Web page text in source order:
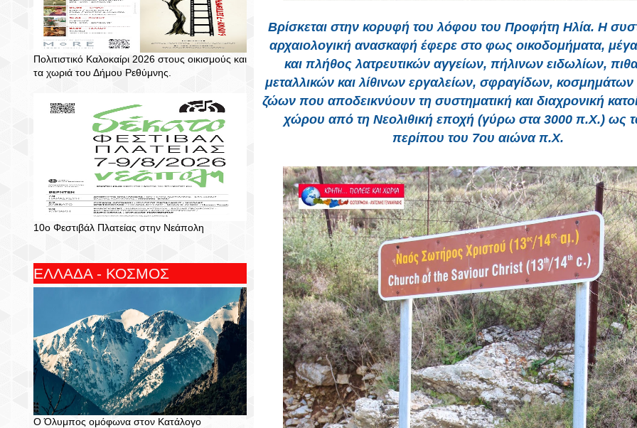
Πολιτιστικό Καλοκαίρι 2026 στους οικισμούς και
τα χωριά του Δήμου Ρεθύμνης.
10ο Φεστιβάλ Πλατείας στην Νεάπολη
ΕΛΛΑΔΑ - ΚΟΣΜΟΣ
Ο Όλυμπος ομόφωνα στον Κατάλογο
Βρίσκεται στην κορυφή του λόφου του Προφήτη Ηλία. Η
αρχαιολογική ανασκαφή έφερε στο φως οικοδομήματα,
και πλήθος λατρευτικών αγγείων, πήλινων ειδωλίων,
μεταλλικών και λίθινων εργαλείων, σφραγίδων,
ζώων που αποδεικνύουν τη συστηματική και διαχρονική
χώρου από τη Νεολιθική εποχή (γύρω στα 3000 π.Χ.) ως
περίπου του 7ου αιώνα π.Χ.